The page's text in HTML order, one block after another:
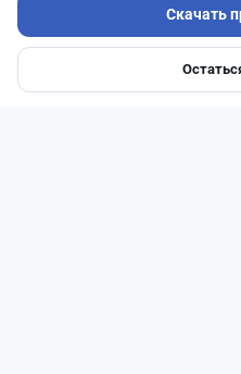
Ипотеки
Скачать